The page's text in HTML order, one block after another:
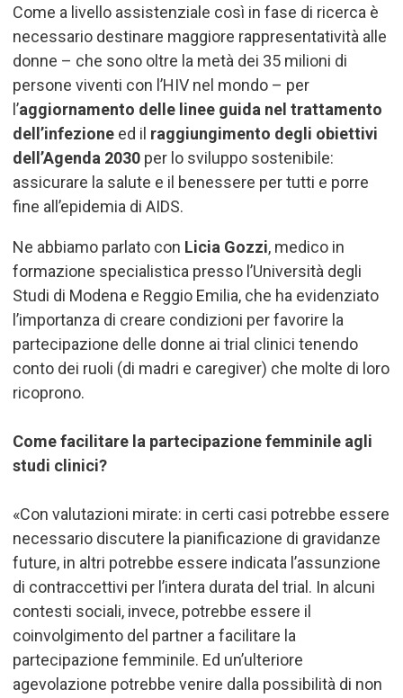
Come a livello assistenziale così in fase di ricerca è
necessario destinare maggiore rappresentatività alle
donne – che sono oltre la metà dei 35 milioni di
persone viventi con l ’HIV nel mondo – per
l’aggiornamento delle linee guida nel trattamento
dell ’infezione ed il raggiungimento degli obiettivi
dell’Agenda 2030 per lo sviluppo sostenibile:
assicurare la salute e il benessere per tutti e porre
fine all’epidemia di AIDS.
Ne abbiamo parlato con Licia Gozzi, medico in
formazione specialistica presso l ’Università degli
Studi di Modena e Reggio Emilia, che ha evidenziato
l’importanza di creare condizioni per favorire la
partecipazione delle donne ai trial clinici tenendo
conto dei ruoli (di madri e caregiver) che molte di loro
ricoprono.
Come facilitare la partecipazione femminile agli
studi clinici?
«Con valutazioni mirate: in certi casi potrebbe essere
necessario discutere la pianificazione di gravidanze
future, in altri potrebbe essere indicata l ’assunzione
di contraccettivi per l ’intera durata del trial. In alcuni
contesti sociali, invece, potrebbe essere il
coinvolgimento del partner a facilitare la
partecipazione femminile. Ed un’ulteriore
agevolazione potrebbe venire dalla possibilità di non